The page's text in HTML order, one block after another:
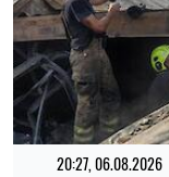
20:27, 06.08.2026